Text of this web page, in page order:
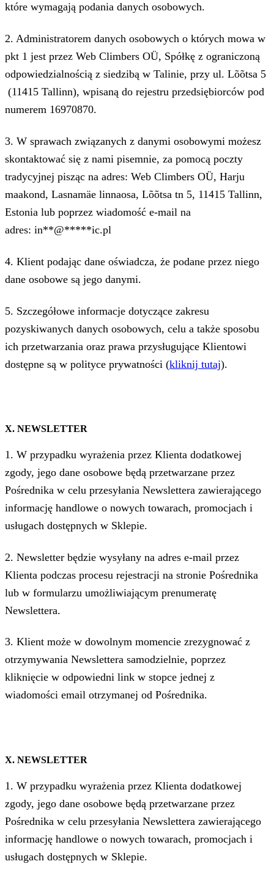
które wymagają podania danych osobowych.
2. Administratorem danych osobowych o których mowa w
pkt 1 jest przez Web Climbers OÜ, Spółkę z ograniczoną
odpowiedzialnością z siedzibą w Talinie, przy ul. Lõõtsa 5
(11415 Tallinn), wpisaną do rejestru przedsiębiorców pod
numerem 16970870.
3. W sprawach związanych z danymi osobowymi możesz
skontaktować się z nami pisemnie, za pomocą poczty
tradycyjnej pisząc na adres: Web Climbers OÜ, Harju
maakond, Lasnamäe linnaosa, Lõõtsa tn 5, 11415 Tallinn,
Estonia lub poprzez wiadomość e-mail na
adres: in**@*****ic.pl
4. Klient podając dane oświadcza, że podane przez niego
dane osobowe są jego danymi.
5. Szczegółowe informacje dotyczące zakresu
pozyskiwanych danych osobowych, celu a także sposobu
ich przetwarzania oraz prawa przysługujące Klientowi
dostępne są w polityce prywatności (kliknij tutaj).
X. NEWSLETTER
1. W przypadku wyrażenia przez Klienta dodatkowej
zgody, jego dane osobowe będą przetwarzane przez
Pośrednika w celu przesyłania Newslettera zawierającego
informację handlowe o nowych towarach, promocjach i
usługach dostępnych w Sklepie.
2. Newsletter będzie wysyłany na adres e-mail przez
Klienta podczas procesu rejestracji na stronie Pośrednika
lub w formularzu umożliwiającym prenumeratę
Newslettera.
3. Klient może w dowolnym momencie zrezygnować z
otrzymywania Newslettera samodzielnie, poprzez
kliknięcie w odpowiedni link w stopce jednej z
wiadomości email otrzymanej od Pośrednika.
X. NEWSLETTER
1. W przypadku wyrażenia przez Klienta dodatkowej
zgody, jego dane osobowe będą przetwarzane przez
Pośrednika w celu przesyłania Newslettera zawierającego
informację handlowe o nowych towarach, promocjach i
usługach dostępnych w Sklepie.